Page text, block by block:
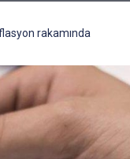
rakamında